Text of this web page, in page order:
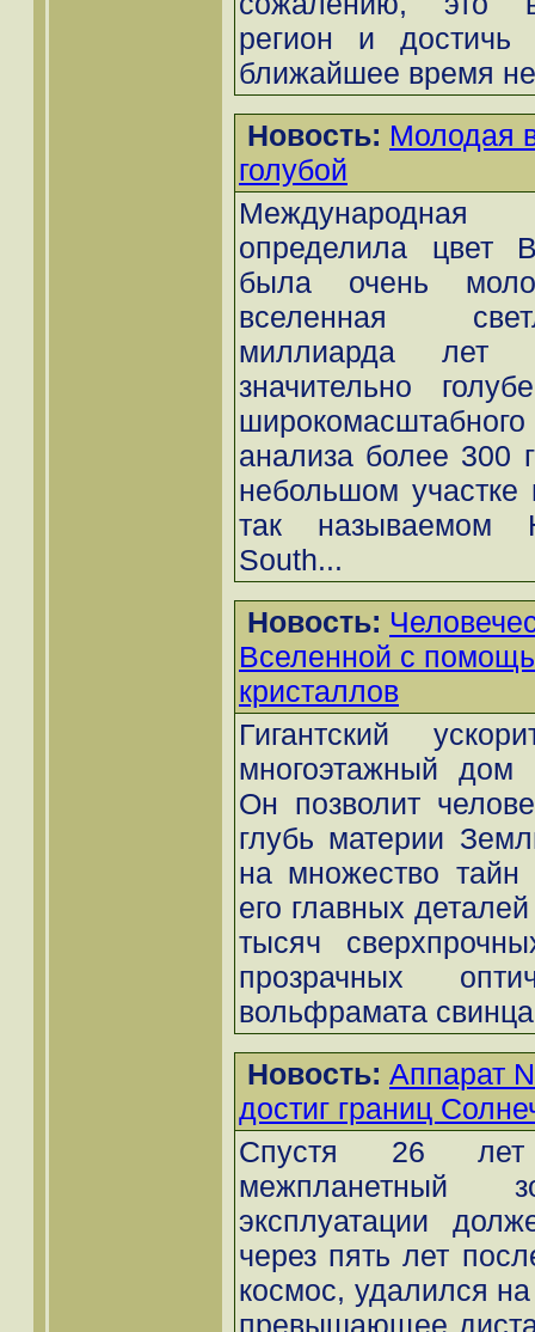
регион и достичь
ближайшее время
Новость: Молодая
голубой
определила цвет
была очень
вселенная
миллиарда
значительно
анализа более 300
небольшом
так называемом
South...
Новость:
Вселенной с
кристаллов
Гигантский
многоэтажный дом
Он позволит
глубь материи
на множество
его главных
тысяч
прозрачных
вольфрамата
Новость: Аппарат
достиг границ
Спустя 26 лет
эксплуатации
через пять лет
космос, удалился
превышающее